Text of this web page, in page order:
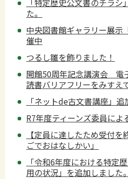
「特定歴史公文書のチラ
た。
中央図書館ギャラリー展
催中
つるし雛を飾りました！
開館50周年記念講演会
読書バリアフリーをみすえ
「ネットde古文書講座」追
R7年度ティーンズ委員によ
【定員に達したため受付
ごでおはなしかい」
「令和6年度における特定
用の状況」を追加しました。